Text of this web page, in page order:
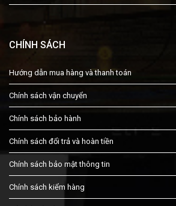
CHÍNH SÁCH
Hướng dẫn mua hàng và thanh toán
Chính sách vận chuyển
Chính sách bảo hành
Chính sách đổi trả và hoàn tiền
Chính sách bảo mật thông tin
Chính sách kiểm hàng